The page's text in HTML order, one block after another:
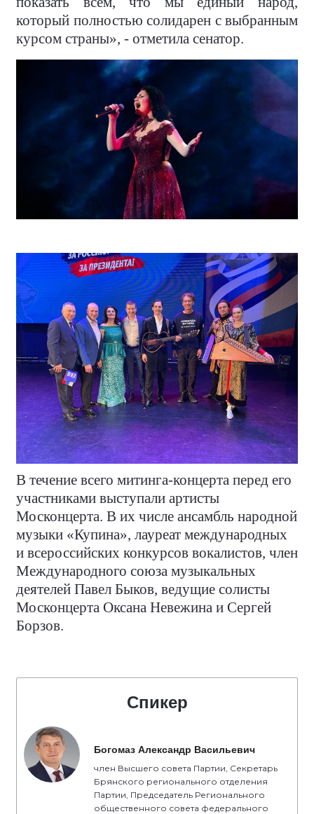
который полностью солидарен с выбранным
курсом страны», - отметила сенатор.
В течение всего митинга-концерта перед его
участниками выступали артисты
Москонцерта. В их числе ансамбль народной
музыки «Купина», лауреат международных
и всероссийских конкурсов вокалистов, член
Международного союза музыкальных
деятелей Павел Быков, ведущие солисты
Москонцерта Оксана Невежина и Сергей
Борзов.
Спикер
Богомаз Александр Васильевич
член Высшего совета Партии, Секретарь
Брянского регионального отделения
Партии, Председатель Регионального
общественного совета федерального